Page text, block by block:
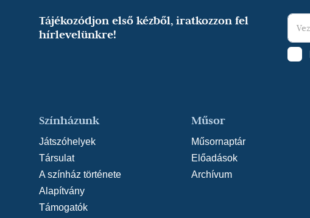
Tájékozódjon első kézből, iratkozzon fel
hírlevelünkre!
Színházunk
Játszóhelyek
Társulat
A színház története
Alapítvány
Támogatók
Műsor
Műsornaptár
Előadások
Archívum